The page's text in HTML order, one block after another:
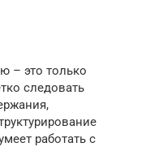
– это только
следовать
работать с